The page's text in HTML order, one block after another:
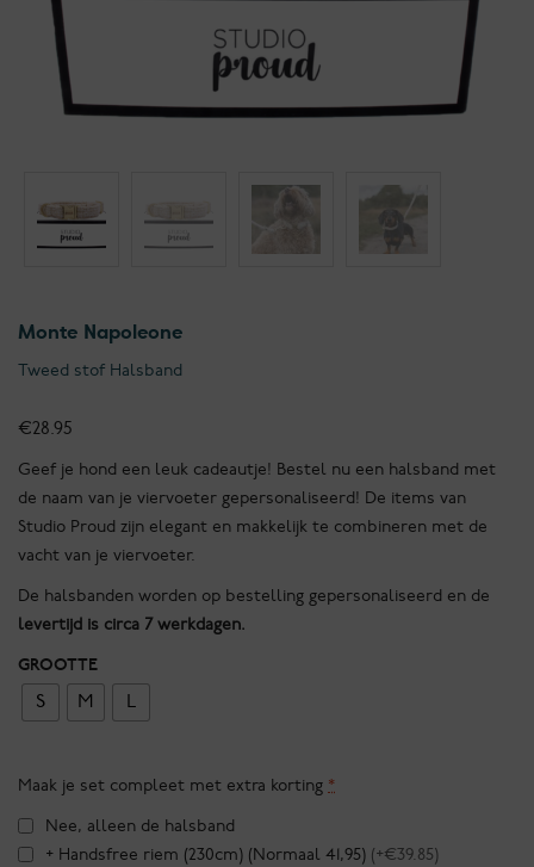
Monte Napoleone
Tweed stof Halsband
€28.95
Geef je hond een leuk cadeautje! Bestel nu een halsband met
de naam van je viervoeter gepersonaliseerd! De items van
Studio Proud zijn elegant en makkelijk te combineren met de
vacht van je viervoeter.
De halsbanden worden op bestelling gepersonaliseerd en de
levertijd is circa 7 werkdagen.
GROOTTE
S M L
Maak je set compleet met extra korting *
Nee, alleen de halsband
+ Handsfree riem (230cm) (Normaal 41,95) (+€39.85)